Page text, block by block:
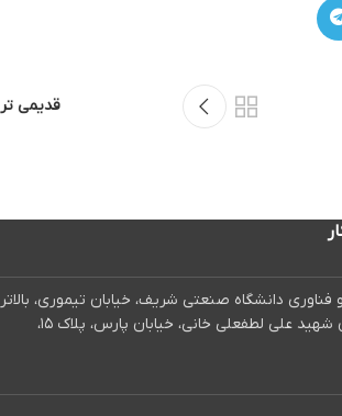
قدیمی تر
فناوری دانشگاه صنعتی شریف، خیابان تیموری، بالاتر
از میدان تیموری، خیابان شهید علی لطفعلی خانی، خیابان پارس، پلاک ۱۵،